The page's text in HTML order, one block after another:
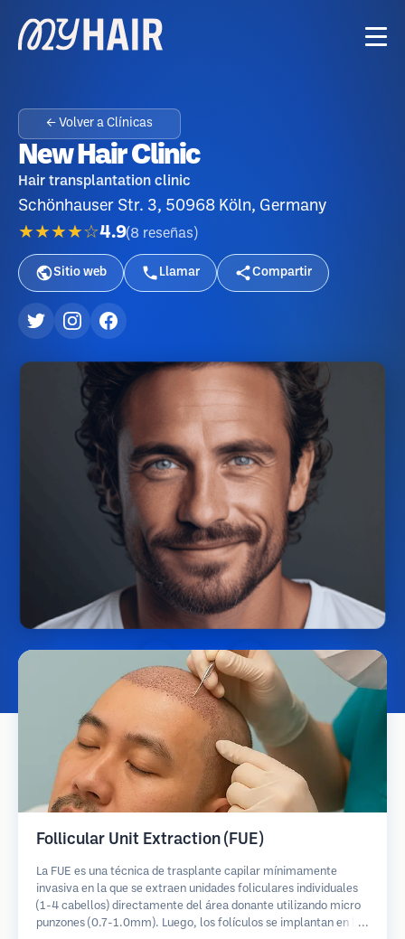
← Volver a Clínicas
New Hair Clinic
Hair transplantation clinic
Schönhauser Str. 3, 50968 Köln, Germany
★★★★☆4.9(8 reseñas )
Sitio web Llamar Compartir
Follicular Unit Extraction (FUE)
La FUE es una técnica de trasplante capilar mínimamente
invasiva en la que se extraen unidades foliculares individuales
(1-4 cabellos) directamente del área donante utilizando micro
punzones (0.7-1.0mm). Luego, los folículos se implantan en las